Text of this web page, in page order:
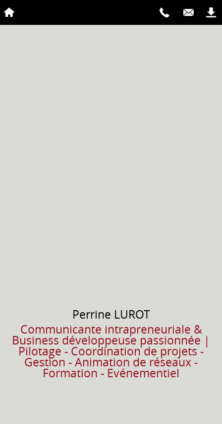
Perrine LUROT
Communicante intrapreneuriale &
Business développeuse passionnée |
Pilotage - Coordination de projets -
Gestion - Animation de réseaux -
Formation - Evénementiel